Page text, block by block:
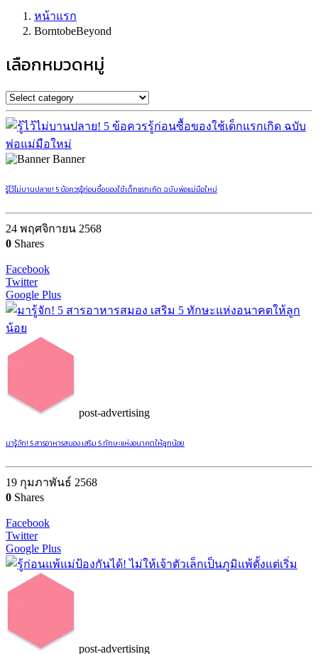
หน้าแรก
BorntobeBeyond
เลือกหมวดหมู่
Banner
รู้ไว้ไม่บานปลาย! 5 ข้อควรรู้ก่อนซื้อของใช้เด็กแรกเกิด ฉบับพ่อแม่มือใหม่
24 พฤศจิกายน 2568
0 Shares
Facebook
Twitter
Google Plus
post-advertising
มารู้จัก! 5 สารอาหารสมอง เสริม 5 ทักษะแห่งอนาคตให้ลูกน้อย
19 กุมภาพันธ์ 2568
0 Shares
Facebook
Twitter
Google Plus
post-advertising